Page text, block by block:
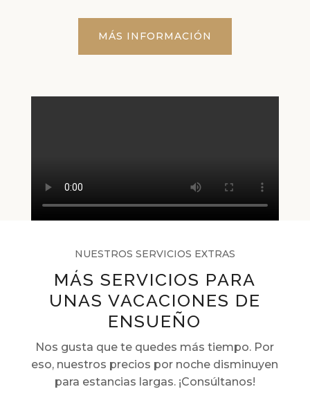
MÁS INFORMACIÓN
NUESTROS SERVICIOS EXTRAS
MÁS SERVICIOS PARA
UNAS VACACIONES DE
ENSUEÑO
Nos gusta que te quedes más tiempo. Por
eso, nuestros precios por noche disminuyen
para estancias largas.¡Consúltanos!